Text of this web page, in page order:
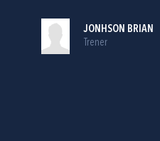
JONHSON BRIAN
Trener